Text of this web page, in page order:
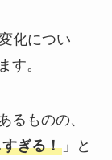
化につい
す。
るものの、
ぎる！」と